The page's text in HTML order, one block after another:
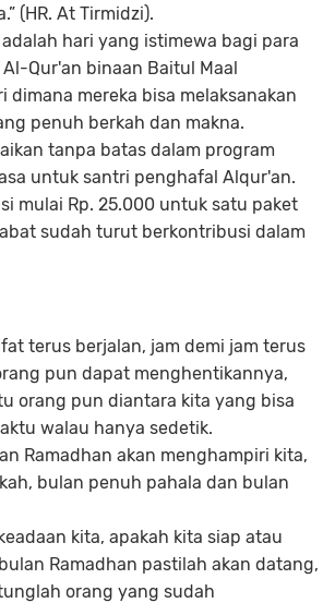
(HR. At Tirmidzi).
hari yang istimewa bagi para
Qur'an binaan Baitul Maal
dimana mereka bisa melaksanakan
penuh berkah dan makna.
tanpa batas dalam program
untuk santri penghafal Alqur'an.
mulai Rp. 25.000 untuk satu paket
sudah turut berkontribusi dalam
terus berjalan, jam demi jam terus
pun dapat menghentikannya,
orang pun diantara kita yang bisa
walau hanya sedetik.
Ramadhan akan menghampiri kita,
bulan penuh pahala dan bulan
kita, apakah kita siap atau
Ramadhan pastilah akan datang,
orang yang sudah